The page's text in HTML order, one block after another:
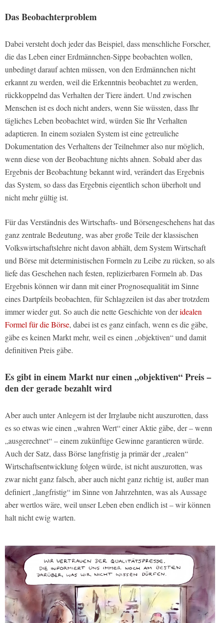
Das Beobachterproblem
Dabei versteht doch jeder das Beispiel, dass menschliche Forscher,
die das Leben einer Erdmännchen-Sippe beobachten wollen,
unbedingt darauf achten müssen, von den Erdmännchen nicht
erkannt zu werden, weil die Erkenntnis beobachtet zu werden,
rückkoppelnd das Verhalten der Tiere ändert. Und zwischen
Menschen ist es doch nicht anders, wenn Sie wüssten, dass Ihr
tägliches Leben beobachtet wird, würden Sie Ihr Verhalten
adaptieren. In einem sozialen System ist eine getreuliche
Dokumentation des Verhaltens der Teilnehmer also nur möglich,
wenn diese von der Beobachtung nichts ahnen. Sobald aber das
Ergebnis der Beobachtung bekannt wird, verändert das Ergebnis
das System, so dass das Ergebnis eigentlich schon überholt und
nicht mehr gültig ist.
Für das Verständnis des Wirtschafts- und Börsengeschehens hat das
ganz zentrale Bedeutung, was aber große Teile der klassischen
Volkswirtschaftslehre nicht davon abhält, dem System Wirtschaft
und Börse mit deterministischen Formeln zu Leibe zu rücken, so als
liefe das Geschehen nach festen, replizierbaren Formeln ab. Das
Ergebnis können wir dann mit einer Prognosequalität im Sinne
eines Dartpfeils beobachten, für Schlagzeilen ist das aber trotzdem
immer wieder gut. So auch die nette Geschichte von deridealen
Formel für die Börse, dabei ist es ganz einfach, wenn es die gäbe,
gäbe es keinen Markt mehr, weil es einen „objektiven“ und damit
definitiven Preis gäbe.
Es gibt in einem Markt nur einen „objektiven“ Preis –
den der gerade bezahlt wird
Aber auch unter Anlegern ist der Irrglaube nicht auszurotten, dass
es so etwas wie einen „wahren Wert“ einer Aktie gäbe, der – wenn
„ausgerechnet“ – einem zukünftige Gewinne garantieren würde.
Auch der Satz, dass Börse langfristig ja primär der „realen“
Wirtschaftsentwicklung folgen würde, ist nicht auszurotten, was
zwar nicht ganz falsch, aber auch nicht ganz richtig ist, außer man
definiert „langfristig“ im Sinne von Jahrzehnten, was als Aussage
aber wertlos wäre, weil unser Leben eben endlich ist – wir können
halt nicht ewig warten.